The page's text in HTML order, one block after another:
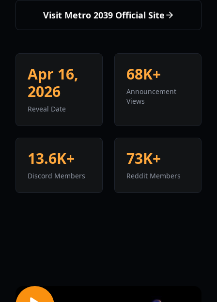
Visit Metro 2039 Official Site
Apr 16,
2026
Reveal Date
68K+
Announcement
Views
13.6K+
Discord Members
73K+
Reddit Members